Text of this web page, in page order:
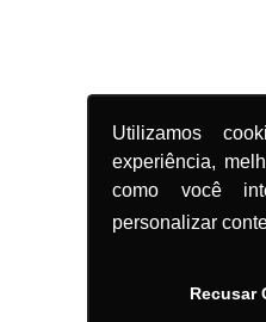
Utilizamos
experiência,
como você
personalizar
Recusar